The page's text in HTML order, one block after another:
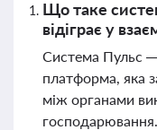
Що таке
відіграє у
Система Пульс
платформа, яка
між органами